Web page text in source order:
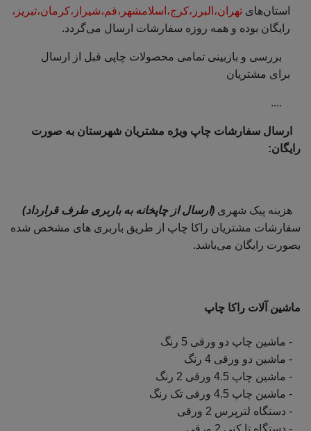
استان‌های تهران،البرز،کرج،اسلامشهر،قم،شیراز،کرمان،تبریز،
رایگان بوده و همه روزه سفارشات ارسال می‌گردد.
بررسی و بازبینی تمامی محصولات چاپی قبل از ارسال
برای مشتریان
....
ارسال سفارشات چاپ ویژه مشتریان شهرستان به صورت
رایگان:
هزینه پیک شهری (ارسال از چاپخانه به باربری طرف قرارداد)
سفارشات مشتریان راکا چاپ از طریق باربری های مشخص شده
بصورت رایگان می‌باشد.
ماشین آلات راکا چاپ
- ماشین چاپ دو ورقی 5 رنگ
- ماشین دو ورقی 4 رنگ
- ماشین چاپ 4.5 ورقی 2 رنگ
- ماشین چاپ 4.5 ورقی تک رنگ
- دستگاه لترپرس 2 ورقی
- دستگاه تا کنی 2 ورقی